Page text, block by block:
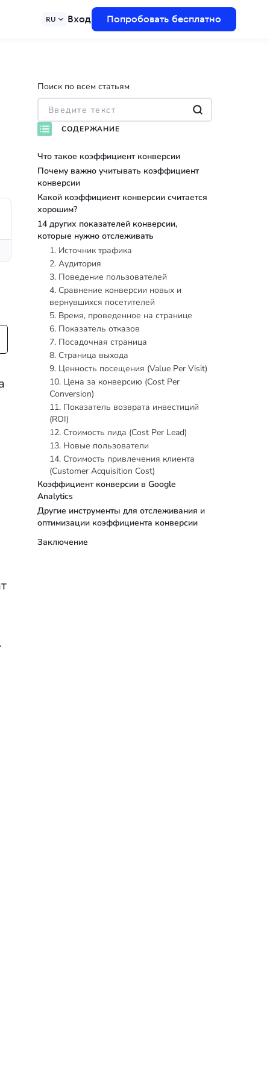
RU Вход Попробовать бесплатно
Поиск по всем статьям
СОДЕРЖАНИЕ
Что такое коэффициент конверсии
Почему важно учитывать коэффициент
конверсии
Какой коэффициент конверсии считается
хорошим?
14 других показателей конверсии,
которые нужно отслеживать
1. Источник трафика
2. Аудитория
3. Поведение пользователей
4. Сравнение конверсии новых и
вернувшихся посетителей
5. Время, проведенное на странице
6. Показатель отказов
7. Посадочная страница
8. Страница выхода
9. Ценность посещения (Value Per Visit)
10. Цена за конверсию (Cost Per
Conversion)
11. Показатель возврата инвестиций
(ROI)
12. Стоимость лида (Cost Per Lead)
13. Новые пользователи
14. Стоимость привлечения клиента
(Customer Acquisition Cost)
Коэффициент конверсии в Google
Analytics
Другие инструменты для отслеживания и
оптимизации коэффициента конверсии
Заключение